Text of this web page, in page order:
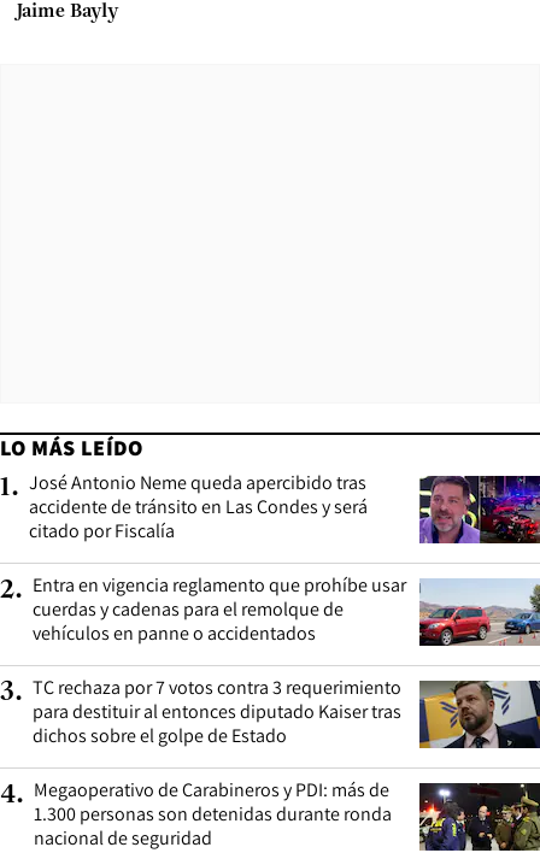
Jaime Bayly
LO MÁS LEÍDO
1. José Antonio Neme queda apercibido tras
accidente de tránsito en Las Condes y será
citado por Fiscalía
2. Entra en vigencia reglamento que prohíbe usar
cuerdas y cadenas para el remolque de
vehículos en panne o accidentados
3. TC rechaza por 7 votos contra 3 requerimiento
para destituir al entonces diputado Kaiser tras
dichos sobre el golpe de Estado
4. Megaoperativo de Carabineros y PDI: más de
1.300 personas son detenidas durante ronda
nacional de seguridad